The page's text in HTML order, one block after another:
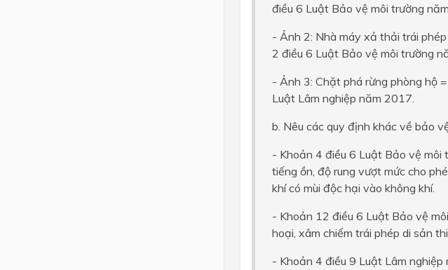
điều 6 Luật Bảo vệ môi trường
- Ảnh 2: Nhà máy xả thải trái
2 điều 6 Luật Bảo vệ môi trường
- Ảnh 3: Chặt phá rừng phòng hộ
Luật Lâm nghiệp năm 2017.
b. Nêu các quy định khác về bảo
- Khoản 4 điều 6 Luật Bảo vệ môi
tiếng ồn, độ rung vượt mức cho
khí có mùi độc hại vào không khí.
- Khoản 12 điều 6 Luật Bảo vệ
hoại, xâm chiếm trái phép di sản
- Khoản 4 điều 9 Luật Lâm